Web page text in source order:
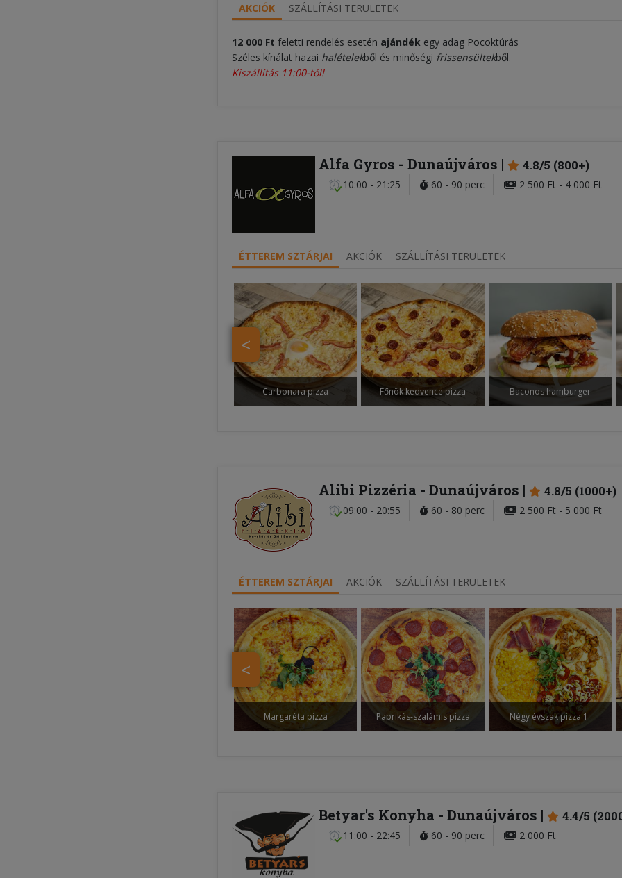
AKCIÓK SZÁLLÍTÁSI TERÜLETEK
12 000 Ft feletti rendelés esetén ajándék egy adag Pocoktúrás
Széles kínálat hazai halételekből és minőségi frissensültekből.
Kiszállítás 11:00-tól!
Alfa Gyros - Dunaújváros 4.8/5 (800+)
10:00 - 21:25 60 - 90 perc 2 500 Ft - 4 000 Ft
ÉTTEREM SZTÁRJAI AKCIÓK SZÁLLÍTÁSI TERÜLETEK
<
Carbonara pizza Főnök kedvence pizza Baconos hamburger
Alibi Pizzéria - Dunaújváros 4.8/5 (1000+)
09:00 - 20:55 60 - 80 perc 2 500 Ft - 5 000 Ft
ÉTTEREM SZTÁRJAI AKCIÓK SZÁLLÍTÁSI TERÜLETEK
<
Margaréta pizza Paprikás-szalámis pizza Négy évszak pizza 1.
Betyar's Konyha - Dunaújváros 4.4/5
11:00 - 22:45 60 - 90 perc 2 000 Ft